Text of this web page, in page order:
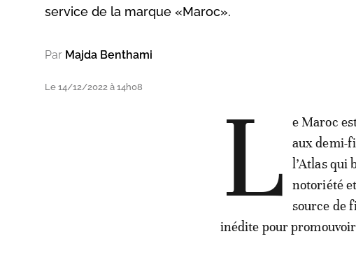
service de la marque «Maroc».
Par Majda Benthami
Le 14/12/2022 à 14h08 L
e Maroc
aux demi-
l’Atlas qui
notoriété
source de
inédite pour